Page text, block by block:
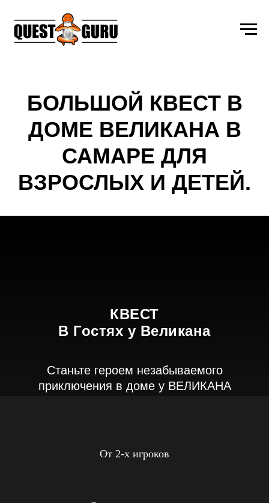
БОЛЬШОЙ КВЕСТ В
ДОМЕ ВЕЛИКАНА В
САМАРЕ ДЛЯ
ВЗРОСЛЫХ И ДЕТЕЙ.
КВЕСТ
В Гостях у Великана
Станьте героем незабываемого
приключения в доме у ВЕЛИКАНА
От 2-х игроков